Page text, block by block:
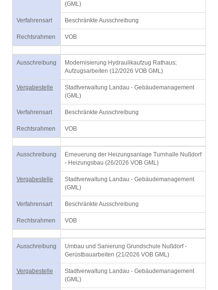
(GML)
Verfahrensart Beschränkte Ausschreibung
Rechtsrahmen VOB
Ausschreibung
Modernisierung Hydraulikaufzug Rathaus;
Aufzugsarbeiten (12/2026 VOB GML)
Vergabestelle
Stadtverwaltung Landau - Gebäudemanagement
(GML)
Verfahrensart Beschränkte Ausschreibung
Rechtsrahmen VOB
Ausschreibung
Erneuerung der Heizungsanlage Turnhalle Nußdorf
- Heizungsbau (26/2026 VOB GML)
Vergabestelle
Stadtverwaltung Landau - Gebäudemanagement
(GML)
Verfahrensart Beschränkte Ausschreibung
Rechtsrahmen VOB
Ausschreibung
Umbau und Sanierung Grundschule Nußdorf -
Gerüstbauarbeiten (21/2026 VOB GML)
Vergabestelle
Stadtverwaltung Landau - Gebäudemanagement
(GML)